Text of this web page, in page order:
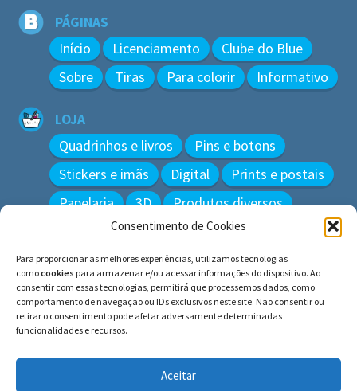
Consentimento de Cookies
Para proporcionar as melhores experiências, utilizamos tecnologias
comocookies para armazenar e/ou acessar informações do dispositivo. Ao
consentir com essas tecnologias, permitirá que processemos dados, como
comportamento de navegação ou IDs exclusivos neste site. Não consentir ou
retirar o consentimento pode afetar adversamente determinadas
funcionalidades e recursos.
Aceitar
PÁGINAS
Início Licenciamento
Clube do Blue
Sobre
Tiras Para colorir Informativo
LOJA
Quadrinhos e livros
Pins e botons
Stickers e imãs
Digital
Prints e postais
Papelaria
3D Produtos diversos
Pesquisar
por:
© BLUE e os gatos ∙ todos os direitos reservados.
Histórias inspiradas em gatos reais. Adote e cuide dos